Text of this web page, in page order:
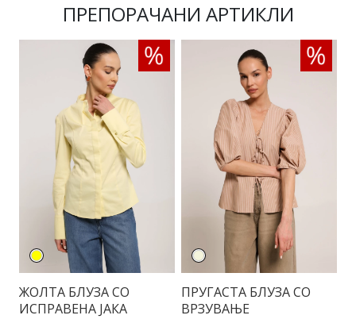
ПРЕПОРАЧАНИ АРТИКЛИ
ЖОЛТА БЛУЗА СО
ИСПРАВЕНА ЈАКА
ПРУГАСТА БЛУЗА СО
ВРЗУВАЊЕ